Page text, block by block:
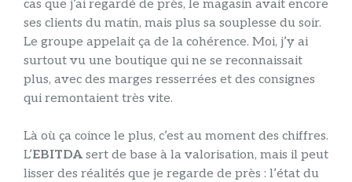
cas que j’ai regardé de près, le magasin avait encore
ses clients du matin, mais plus sa souplesse du soir.
Le groupe appelait ça de la cohérence. Moi, j’y ai
surtout vu une boutique qui ne se reconnaissait
plus, avec des marges resserrées et des consignes
qui remontaient très vite.
Là où ça coince le plus, c’est au moment des chiffres.
L’EBITDA sert de base à la valorisation, mais il peut
lisser des réalités que je regarde de près : l’état du